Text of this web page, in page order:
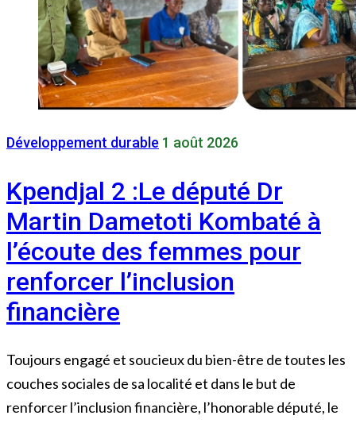
Développement durable 1 août 2026
Kpendjal 2 :Le député Dr
Martin Dametoti Kombaté à
l’écoute des femmes pour
renforcer l’inclusion
financière
Toujours engagé et soucieux du bien-être de toutes les
couches sociales de sa localité et dans le but de
renforcer l’inclusion financière, l’honorable député, le